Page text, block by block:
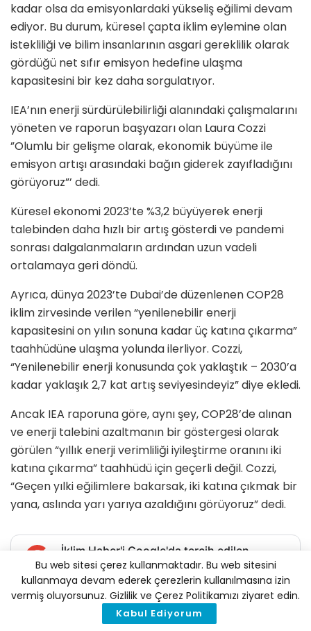
kadar olsa da emisyonlardaki yükseliş eğilimi devam
ediyor. Bu durum, küresel çapta iklim eylemine olan
istekliliği ve bilim insanlarının asgari gereklilik olarak
gördüğü net sıfır emisyon hedefine ulaşma
kapasitesini bir kez daha sorgulatıyor.
IEA’nın enerji sürdürülebilirliği alanındaki çalışmalarını
yöneten ve raporun başyazarı olan Laura Cozzi
”Olumlu bir gelişme olarak, ekonomik büyüme ile
emisyon artışı arasındaki bağın giderek zayıfladığını
görüyoruz”’ dedi.
Küresel ekonomi 2023’te %3,2 büyüyerek enerji
talebinden daha hızlı bir artış gösterdi ve pandemi
sonrası dalgalanmaların ardından uzun vadeli
ortalamaya geri döndü.
Ayrıca, dünya 2023’te Dubai’de düzenlenen COP28
iklim zirvesinde verilen “yenilenebilir enerji
kapasitesini on yılın sonuna kadar üç katına çıkarma”
taahhüdüne ulaşma yolunda ilerliyor. Cozzi,
“Yenilenebilir enerji konusunda çok yaklaştık – 2030’a
kadar yaklaşık 2,7 kat artış seviyesindeyiz” diye ekledi.
Ancak IEA raporuna göre, aynı şey, COP28’de alınan
ve enerji talebini azaltmanın bir göstergesi olarak
görülen “yıllık enerji verimliliği iyileştirme oranını iki
katına çıkarma” taahhüdü için geçerli değil. Cozzi,
“Geçen yılki eğilimlere bakarsak, iki katına çıkmak bir
yana, aslında yarı yarıya azaldığını görüyoruz” dedi.
İklim Haber'i Google'da tercih edilen
kaynak olarak ekleyin
Tags: elektrik enerji talebi fosil yakıt gaz
IEA
rekor sıcaklık
Bu web sitesi çerez kullanmaktadır. Bu web sitesini
kullanmaya devam ederek çerezlerin kullanılmasına izin
vermiş oluyorsunuz. Gizlilik ve Çerez Politikamızı ziyaret edin.
Kabul Ediyorum